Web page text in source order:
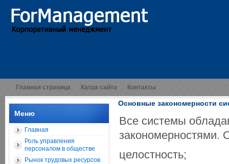
Главная страница Катра сайта Контакты
Меню
Главная
Роль управления
персоналом в обществе
Рынок трудовых ресурсов
Основные закономерности
Все системы
закономерностями.
целостность;